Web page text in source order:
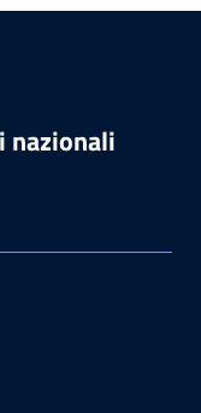
nazionali